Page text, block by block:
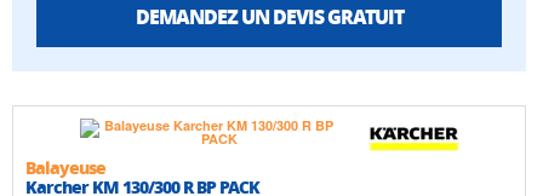
DEMANDEZ UN DEVIS GRATUIT
Balayeuse
Karcher KM 130/300 R BP PACK